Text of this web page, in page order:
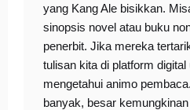
yang Kang Ale bisikkan.
sinopsis novel atau buku
penerbit. Jika mereka
tulisan kita di platform
mengetahui animo
banyak, besar